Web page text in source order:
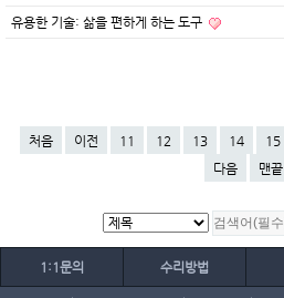
유용한 기술: 삶을 편하게 하는 도구
처음 이전 11 12 13 14 15
다음
맨끝
1:1문의 수리방법